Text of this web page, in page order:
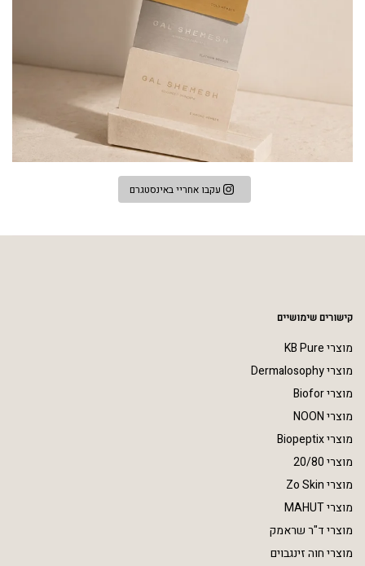
עקבו אחריי באינסטגרם
קישורים שימושיים
מוצרי KB Pure
מוצרי Dermalosophy
מוצרי Biofor
מוצרי NOON
מוצרי Biopeptix
מוצרי 20/80
מוצרי Zo Skin
מוצרי MAHUT
מוצרי ד"ר שראמק
מוצרי חוה זינגבוים